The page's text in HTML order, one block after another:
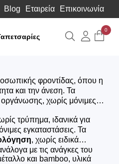
Blog Εταιρεία Επικοινωνία
Αναζήτηση
0
φροντίδας, όπου η
και την άνεση. Τα
χωρίς μόνιμες
τρύπημα, ιδανικά για
εγκαταστάσεις. Τα
, χωρίς ειδικά
με τις ανάγκες του
και bamboo, υλικά